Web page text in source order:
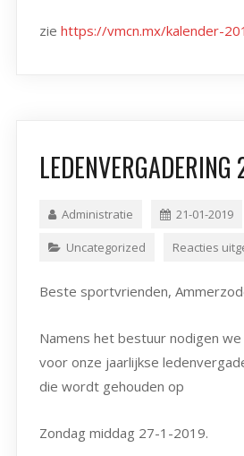
zie https://vmcn.mx/kalender-
Administratie 21-01-2019
Uncategorized Reacties
Beste sportvrienden,
Namens het bestuur nodigen
voor onze jaarlijkse
die wordt gehouden op
Zondag middag 27-1-2019.